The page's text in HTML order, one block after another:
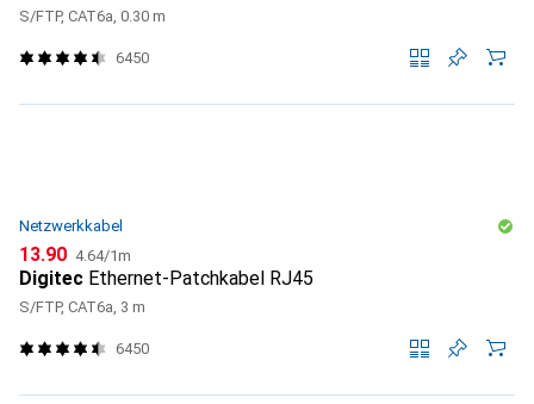
S/FTP, CAT6a, 0.30 m
6450
Netzwerkkabel
CHF
13.90 CHF
4.64/1m
Digitec Ethernet-Patchkabel RJ45
S/FTP, CAT6a, 3 m
6450